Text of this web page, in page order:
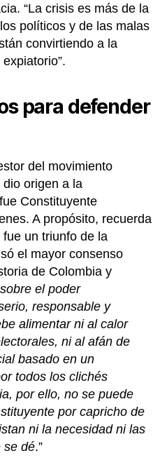
“La crisis es más de la
políticos y de las malas
convirtiendo a la
para defender
del movimiento
dio origen a la
Constituyente
A propósito, recuerda
un triunfo de la
el mayor consenso
de Colombia y
el poder
responsable y
alimentar ni al calor
ni al afán de
basado en un
todos los clichés
por ello, no se puede
por capricho de
ni la necesidad ni las
se dé.”